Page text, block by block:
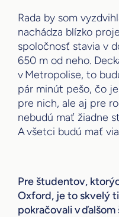
Rada by som
nachádza blízko
spoločnosť stavia v
650 m od neho.
v Metropolise, to
pár minút pešo, čo
pre nich, ale aj pre
nebudú mať žiadne
A všetci budú mať
Pre študentov,
Oxford, je to skvelý
pokračovali v